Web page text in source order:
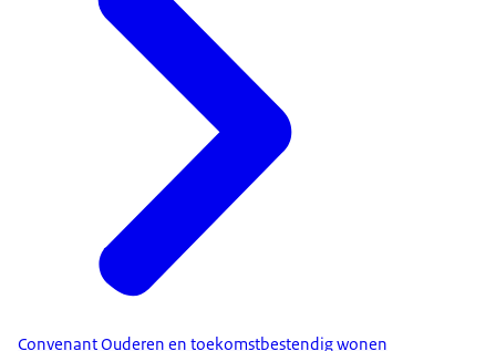
Convenant Ouderen en toekomstbestendig wonen